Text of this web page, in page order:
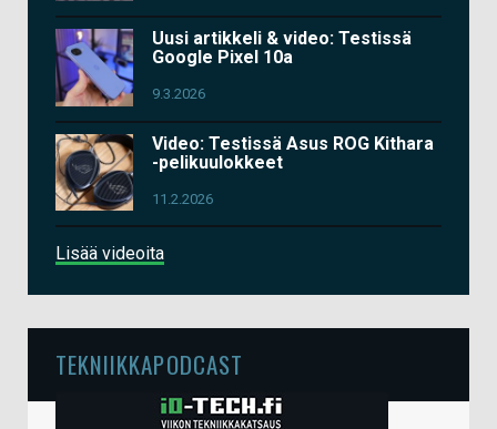
Uusi artikkeli & video: Testissä
Google Pixel 10a
9.3.2026
Video: Testissä Asus ROG Kithara
-pelikuulokkeet
11.2.2026
Lisää videoita
TEKNIIKKAPODCAST